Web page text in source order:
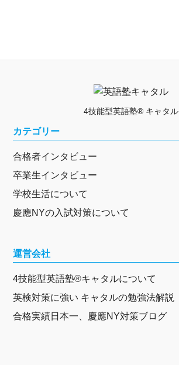
4技能型英語塾® キャタル
カテゴリー
合格者インタビュー
卒業生インタビュー
学校生活について
慶應NYの入試対策について
運営会社
4技能型英語塾®キャタルについて
英検対策に強い キャタルの勉強法解説
合格実績日本一、慶應NY対策ブログ